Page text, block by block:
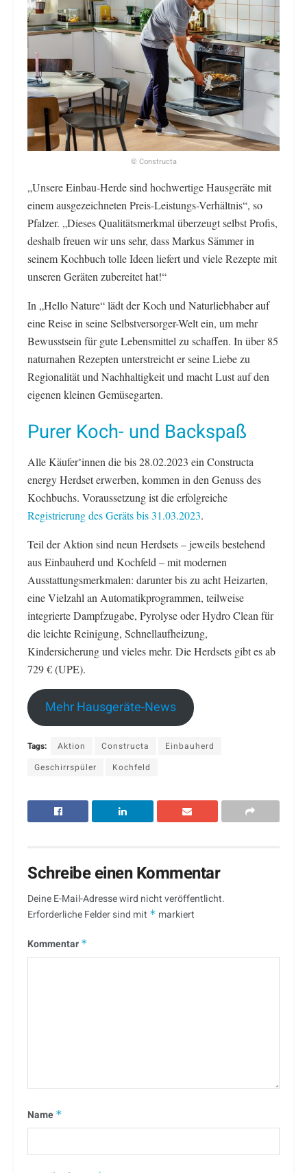
© Constructa
„Unsere Einbau-Herde sind hochwertige Hausgeräte mit
einem ausgezeichneten Preis-Leistungs-Verhältnis“, so
Pfalzer. „Dieses Qualitätsmerkmal überzeugt selbst Profis,
deshalb freuen wir uns sehr, dass Markus Sämmer in
seinem Kochbuch tolle Ideen liefert und viele Rezepte mit
unseren Geräten zubereitet hat!“
In „Hello Nature“ lädt der Koch und Naturliebhaber auf
eine Reise in seine Selbstversorger-Welt ein, um mehr
Bewusstsein für gute Lebensmittel zu schaffen. In über 85
naturnahen Rezepten unterstreicht er seine Liebe zu
Regionalität und Nachhaltigkeit und macht Lust auf den
eigenen kleinen Gemüsegarten.
Purer Koch- und Backspaß
Alle Käufer*innen die bis 28.02.2023 ein Constructa
energy Herdset erwerben, kommen in den Genuss des
Kochbuchs. Voraussetzung ist die erfolgreiche
Registrierung des Geräts bis 31.03.2023.
Teil der Aktion sind neun Herdsets – jeweils bestehend
aus Einbauherd und Kochfeld – mit modernen
Ausstattungsmerkmalen: darunter bis zu acht Heizarten,
eine Vielzahl an Automatikprogrammen, teilweise
integrierte Dampfzugabe, Pyrolyse oder Hydro Clean für
die leichte Reinigung, Schnellaufheizung,
Kindersicherung und vieles mehr. Die Herdsets gibt es ab
729 € (UPE).
Mehr Hausgeräte-News
Tags: Aktion Constructa
Einbauherd
Geschirrspüler
Kochfeld
Schreibe einen Kommentar
Deine E-Mail-Adresse wird nicht veröffentlicht.
Erforderliche Felder sind mit * markiert
Kommentar *
Name *